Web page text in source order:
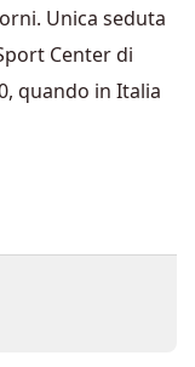
Unica seduta
Center di
quando in Italia